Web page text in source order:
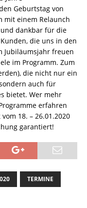
Geburtstag von
mit einem Relaunch
dankbar für die
die uns in den
Jubiläumsjahr freuen
im Programm. Zum
die nicht nur ein
auch für
bietet. Wer mehr
erfahren
18. – 26.01.2020
garantiert!
TERMINE